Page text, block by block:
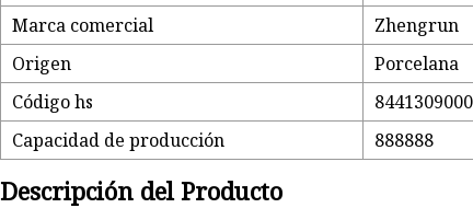
Marca comercial
Zhengrun
Origen
Porcelana
Código hs
8441309000
Capacidad de producción
888888
Descripción del Producto